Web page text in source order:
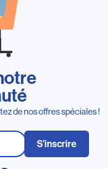
de nos offres spéciales !
S’inscrire